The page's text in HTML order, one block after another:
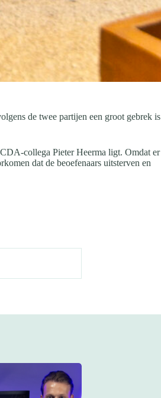
de twee partijen een groot gebrek is
collega Pieter Heerma ligt. Omdat er
dat de beoefenaars uitsterven en